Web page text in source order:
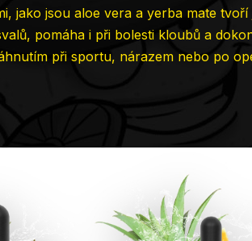
jako jsou aloe vera a yerba mate
pomáha i při bolesti kloubů a
při sportu, nárazem nebo po